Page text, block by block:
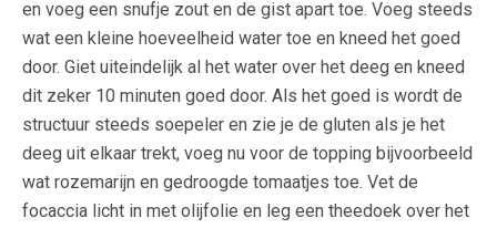
en voeg een snufje zout en de gist apart toe. Voeg steeds
wat een kleine hoeveelheid water toe en kneed het goed
door. Giet uiteindelijk al het water over het deeg en kneed
dit zeker 10 minuten goed door. Als het goed is wordt de
structuur steeds soepeler en zie je de gluten als je het
deeg uit elkaar trekt, voeg nu voor de topping bijvoorbeeld
wat rozemarijn en gedroogde tomaatjes toe. Vet de
focaccia licht in met olijfolie en leg een theedoek over het